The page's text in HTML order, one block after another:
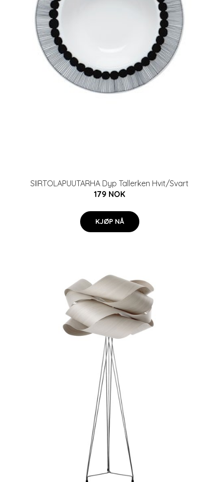
SIIRTOLAPUUTARHA Dyp Tallerken Hvit/Svart
179 NOK
KJØP NÅ